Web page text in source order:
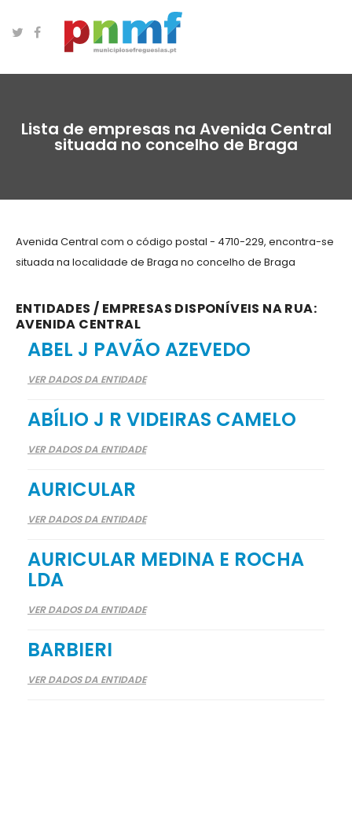
Lista de empresas na Avenida Central
situada no concelho de Braga
Avenida Central com o código postal - 4710-229, encontra-se
situada na localidade de Braga no concelho de Braga
ENTIDADES / EMPRESAS DISPONÍVEIS NA RUA:
AVENIDA CENTRAL
ABEL J PAVÃO AZEVEDO
VER DADOS DA ENTIDADE
ABÍLIO J R VIDEIRAS CAMELO
VER DADOS DA ENTIDADE
AURICULAR
VER DADOS DA ENTIDADE
AURICULAR MEDINA E ROCHA
LDA
VER DADOS DA ENTIDADE
BARBIERI
VER DADOS DA ENTIDADE